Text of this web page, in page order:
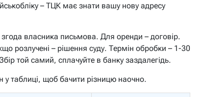
– ТЦК має знати вашу нову адресу
власника письмова. Для оренди – договір.
розлучені – рішення суду. Термін обробки – 1-30
той самий, сплачуйте в банку заздалегідь.
у таблиці, щоб бачити різницю наочно.